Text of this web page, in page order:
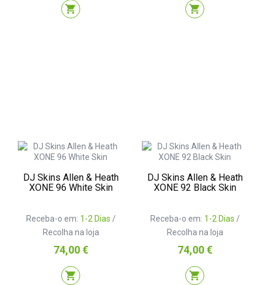
shopping_cart shopping_cart
DJ Skins Allen & Heath
XONE 96 White Skin
Receba-o em: 1-2 Dias /
Recolha na loja
Preço
74,00 €
shopping_cart
DJ Skins Allen & Heath
XONE 92 Black Skin
Receba-o em: 1-2 Dias /
Recolha na loja
Preço
74,00 €
shopping_cart